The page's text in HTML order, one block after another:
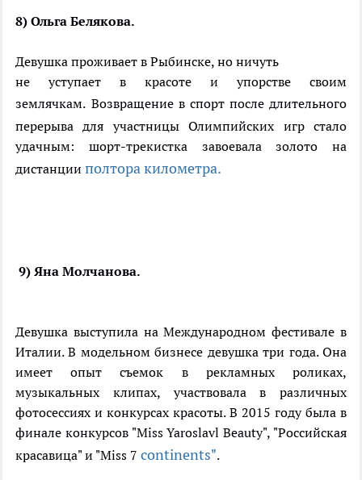
8) Ольга Белякова.
Девушка проживает в Рыбинске, но ничуть
не уступает в красоте и упорстве своим
землячкам. Возвращение в спорт после длительного
перерыва для участницы Олимпийских игр стало
удачным: шорт-трекистка завоевала золото на
дистанции полтора километра.
9) Яна Молчанова.
Девушка выступила на Международном фестивале в
Италии. В модельном бизнесе девушка три года. Она
имеет опыт съемок в рекламных роликах,
музыкальных клипах, участвовала в различных
фотосессиях и конкурсах красоты. В 2015 году была в
финале конкурсов "Miss Yaroslavl Beauty", "Российская
красавица" и "Miss 7 continents".